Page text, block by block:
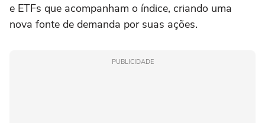
⁠e ETFs que acompanham o índice, criando uma
nova fonte de demanda por suas ações.
PUBLICIDADE